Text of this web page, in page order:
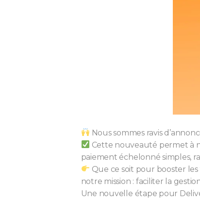
Nous sommes ravis
Cette nouveauté permet à
paiement échelonné simples,
Que ce soit pour booster
notre mission : faciliter la
Une nouvelle étape pour